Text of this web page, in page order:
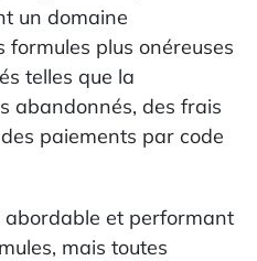
un domaine
plus onéreuses
telles que la
abandonnés, des frais
paiements par code
et performant
mais toutes